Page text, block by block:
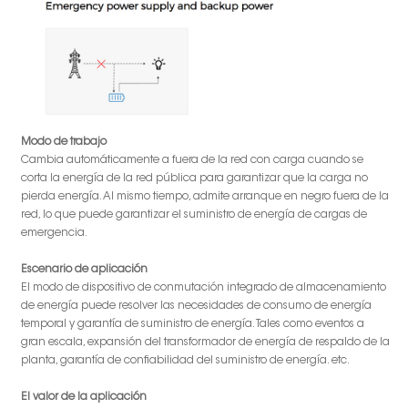
Modo de trabajo
Cambia automáticamente a fuera de la red con carga cuando se
corta la energía de la red pública para garantizar que la carga no
pierda energía. Al mismo tiempo, admite arranque en negro fuera de la
red, lo que puede garantizar el suministro de energía de cargas de
emergencia.
Escenario de aplicación
El modo de dispositivo de conmutación integrado de almacenamiento
de energía puede resolver las necesidades de consumo de energía
temporal y garantía de suministro de energía. Tales como eventos a
gran escala, expansión del transformador de energía de respaldo de la
planta, garantía de confiabilidad del suministro de energía. etc.
El valor de la aplicación